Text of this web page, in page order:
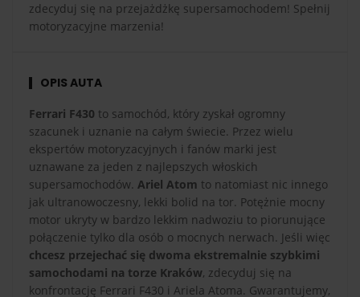
zdecyduj się na przejażdżkę supersamochodem! Spełnij
motoryzacyjne marzenia!
OPIS AUTA
Ferrari F430 to samochód, który zyskał ogromny
szacunek i uznanie na całym świecie. Przez wielu
ekspertów motoryzacyjnych i fanów marki jest
uznawane za jeden z najlepszych włoskich
supersamochodów. Ariel Atom to natomiast nic innego
jak ultranowoczesny, lekki bolid na tor. Potężnie mocny
motor ukryty w bardzo lekkim nadwoziu to piorunujące
połączenie tylko dla osób o mocnych nerwach. Jeśli więc
chcesz przejechać się dwoma ekstremalnie szybkimi
samochodami na torze Kraków, zdecyduj się na
konfrontację Ferrari F430 i Ariela Atoma. Gwarantujemy,